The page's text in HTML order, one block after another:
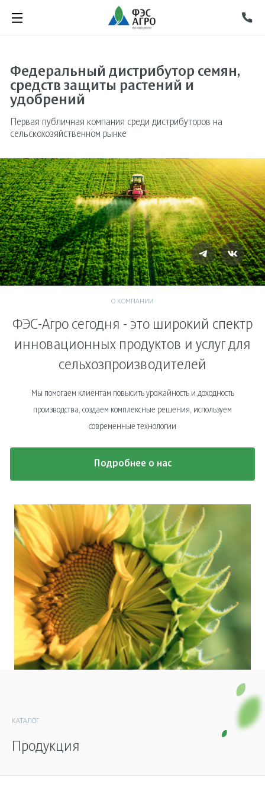
Федеральный дистрибутор семян,
средств защиты растений и
удобрений
Первая публичная компания среди дистрибуторов на
сельскохозяйственном рынке
О КОМПАНИИ
ФЭС-Агро сегодня - это широкий спектр
инновационных продуктов и услуг для
сельхозпроизводителей
Мы помогаем клиентам повысить урожайность и доходность
производства, создаем комплексные решения, используем
современные технологии
Подробнее о нас
КАТАЛОГ
Продукция